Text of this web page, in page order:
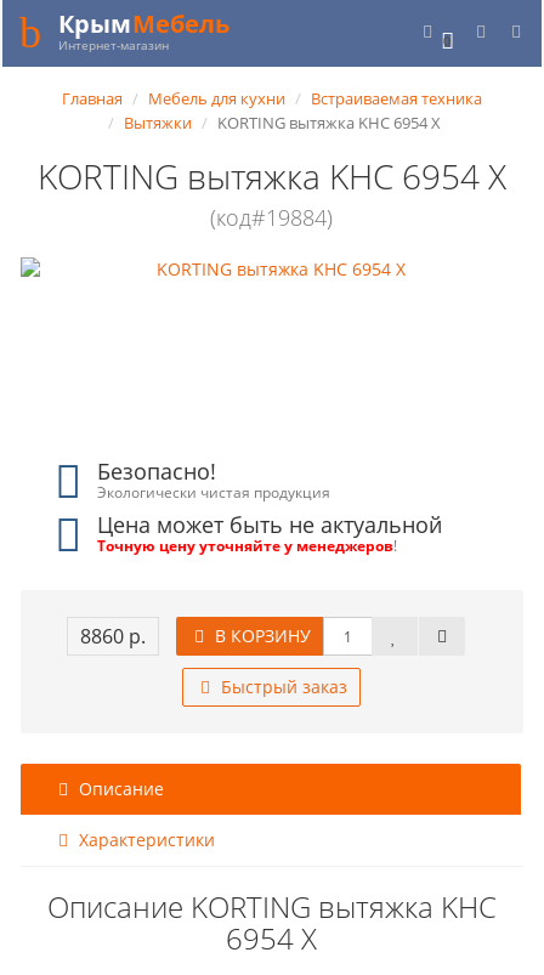
0
КрымМебель
Интернет-магазин
Главная Мебель для кухни
Встраиваемая техника
Вытяжки
KORTING вытяжка KHC 6954 X
KORTING вытяжка KHC 6954 X
(код#19884)
Безопасно!
Экологически чистая продукция
Цена может быть не актуальной
Точную цену уточняйте у менеджеров!
8860 р. В КОРЗИНУ
Быстрый заказ
Описание
Характеристики
Описание KORTING вытяжка KHC
6954 X